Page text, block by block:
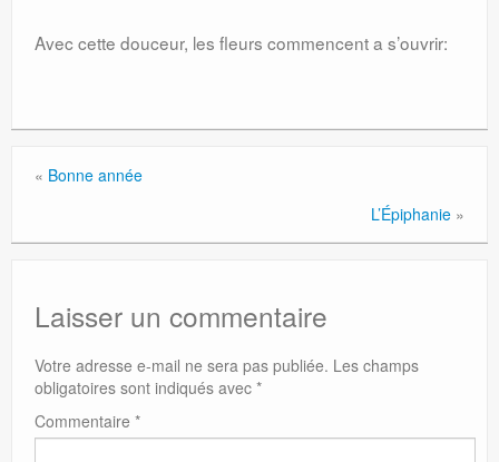
Avec cette douceur, les fleurs commencent a s’ouvrir:
« Bonne année
L’Épiphanie »
Laisser un commentaire
Votre adresse e-mail ne sera pas publiée. Les champs
obligatoires sont indiqués avec *
Commentaire *